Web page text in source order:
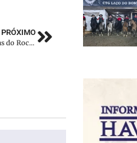
PRÓXIMO
Fundação Cultural abre inscrições para seleção de bandas do Rock na Praça